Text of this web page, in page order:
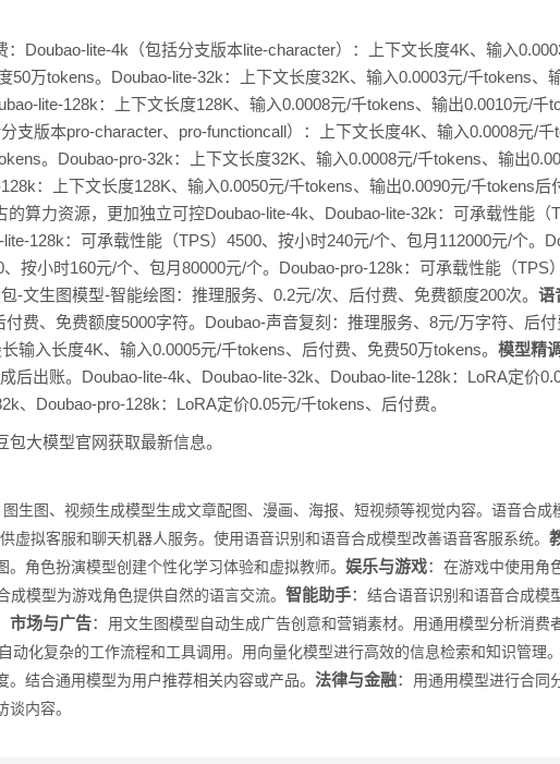
：Doubao-lite-4k（包括分支版本lite-character）：上下文长度4K、输入
50万tokens。Doubao-lite-32k：上下文长度32K、输入0.0003元/千tokens、
lite-128k：上下文长度128K、输入0.0008元/千tokens、输出0.0010元/千
支版本pro-character、pro-functioncall）：上下文长度4K、输入0.0008元/
。Doubao-pro-32k：上下文长度32K、输入0.0008元/千tokens、输出
：上下文长度128K、输入0.0050元/千tokens、输出0.0090元/千tokens后
算力资源，更加独立可控Doubao-lite-4k、Doubao-lite-32k：可承载性能（
128k：可承载性能（TPS）4500、按小时240元/个、包月112000元/个。
按小时160元/个、包月80000元/个。Doubao-pro-128k：可承载性能（TPS
-文生图模型-智能绘图：推理服务、0.2元/次、后付费、免费额度200次。 语
费、免费额度5000字符。Doubao-声音复刻：推理服务、8元/万字符、后付
输入长度4K、输入0.0005元/千tokens、后付费、免费50万tokens。 模型精调
后出账。Doubao-lite-4k、Doubao-lite-32k、Doubao-lite-128k：LoRA定价
、Doubao-pro-128k：LoRA定价0.05元/千tokens、后付费。
大模型官网获取最新信息。
生图、视频生成模型生成文章配图、漫画、海报、短视频等视觉内容。 语音合成
虚拟客服和聊天机器人服务。 使用语音识别和语音合成模型改善语音客服系统。
角色扮演模型创建个性化学习体验和虚拟教师。 娱乐与游戏： 在游戏中使用角
成模型为游戏角色提供自然的语言交流。 智能助手： 结合语音识别和语音合成模
市场与广告： 用文生图模型自动生成广告创意和营销素材。 用通用模型分析消费
动化复杂的工作流程和工具调用。 用向量化模型进行高效的信息检索和知识管理。
结合通用模型为用户推荐相关内容或产品。 法律与金融： 用通用模型进行合同
内容。